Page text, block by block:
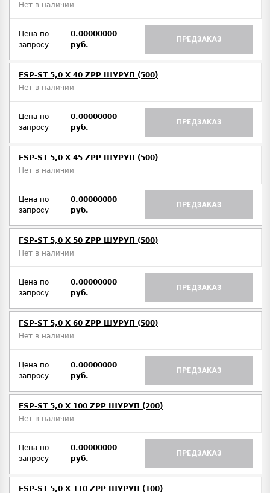
Нет в наличии
Цена по
запросу
0.00000000
руб.
ПРЕДЗАКАЗ
FSP-ST 5,0 X 40 ZPP ШУРУП (500)
Нет в наличии
Цена по
запросу
0.00000000
руб.
ПРЕДЗАКАЗ
FSP-ST 5,0 X 45 ZPP ШУРУП (500)
Нет в наличии
Цена по
запросу
0.00000000
руб.
ПРЕДЗАКАЗ
FSP-ST 5,0 X 50 ZPP ШУРУП (500)
Нет в наличии
Цена по
запросу
0.00000000
руб.
ПРЕДЗАКАЗ
FSP-ST 5,0 X 60 ZPP ШУРУП (500)
Нет в наличии
Цена по
запросу
0.00000000
руб.
ПРЕДЗАКАЗ
FSP-ST 5,0 X 100 ZPP ШУРУП (200)
Нет в наличии
Цена по
запросу
0.00000000
руб.
ПРЕДЗАКАЗ
FSP-ST 5,0 X 110 ZPP ШУРУП (100)